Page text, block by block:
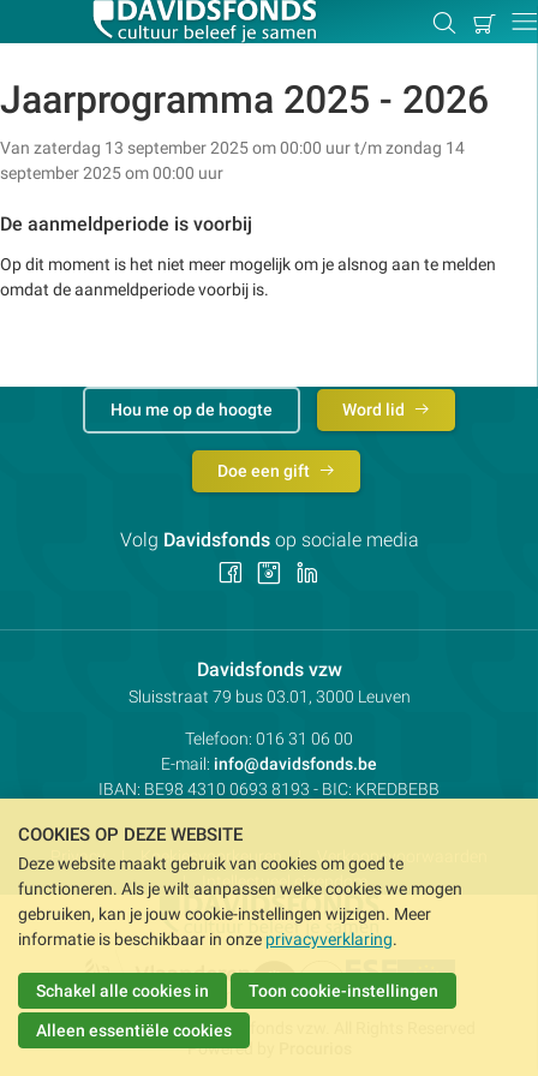
Zoeken
Mijn
Jaarprogramma 2025 - 2026
Van zaterdag 13 september 2025 om 00:00 uur t/m zondag 14
september 2025 om 00:00 uur
De aanmeldperiode is voorbij
Op dit moment is het niet meer mogelijk om je alsnog aan te melden
omdat de aanmeldperiode voorbij is.
Davidsfonds vzwContactpersoon:
Adres:
Sluisstraat 79 bus 03.01, 3000 Leuven
Telefoon: 016 31 06 00
E-mail: info@davidsfonds.be
IBAN: BE98 4310 0693 8193 - BIC: KREDBEBB
Privacy Koekjesvoorkeuren
Verkoopsvoorwaarden
Intellectueel eigendom
Hou me op de hoogte Word lid
Doe een gift
Volg Davidsfondsop sociale media
Volg Volg
Zoek:
Zoeken
Copyright © 2026 Davidsfonds vzw. All Rights Reserved
Powered by
COOKIES OP DEZE WEBSITE
Deze website maakt gebruik van cookies om goed te
functioneren. Als je wilt aanpassen welke cookies we mogen
gebruiken, kan je jouw cookie-instellingen wijzigen. Meer
informatie is beschikbaar in onze privacyverklaring.
Schakel alle cookies in Toon cookie-instellingen
Alleen essentiële cookies